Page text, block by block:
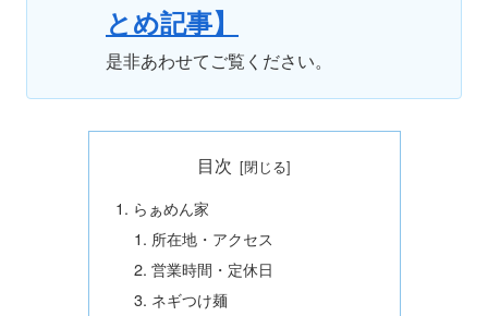
とめ記事】
是非あわせてご覧ください。
目次
らぁめん家
所在地・アクセス
営業時間・定休日
ネギつけ麺